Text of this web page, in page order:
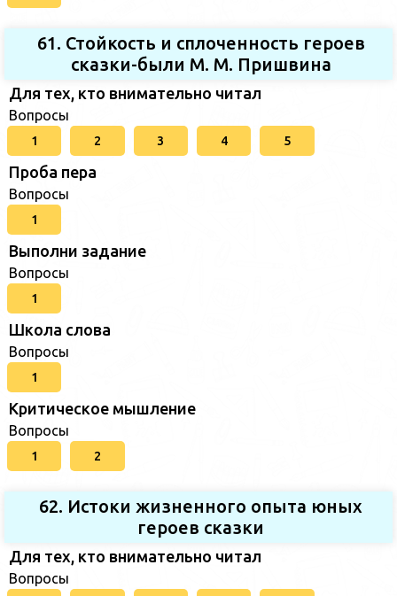
61. Стойкость и сплоченность героев
сказки-были М. М. Пришвина
Для тех, кто внимательно читал
Вопросы
1 2 3 4 5
Проба пера
Вопросы
1
Выполни задание
Вопросы
1
Школа слова
Вопросы
1
Критическое мышление
Вопросы
1 2
62. Истоки жизненного опыта юных
героев сказки
Для тех, кто внимательно читал
Вопросы